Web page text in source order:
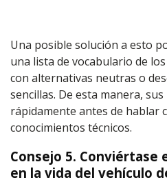
Una posible solución a esto
una lista de vocabulario de
con alternativas neutras o
sencillas. De esta manera,
rápidamente antes de hablar
conocimientos técnicos.
Consejo 5. Conviértase
en la vida del vehículo